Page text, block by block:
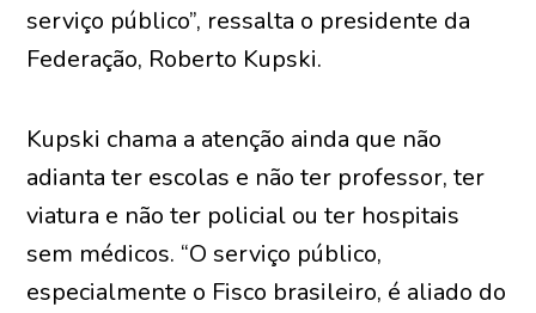
serviço público”, ressalta o presidente da
Federação, Roberto Kupski.
Kupski chama a atenção ainda que não
adianta ter escolas e não ter professor, ter
viatura e não ter policial ou ter hospitais
sem médicos. “O serviço público,
especialmente o Fisco brasileiro, é aliado do